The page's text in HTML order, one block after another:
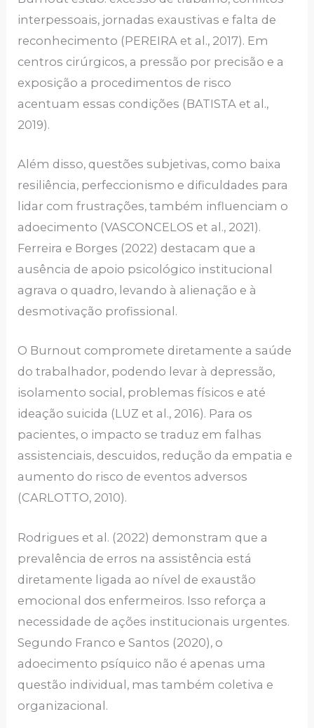
interpessoais, jornadas exaustivas e falta de
reconhecimento (PEREIRA et al., 2017). Em
centros cirúrgicos, a pressão por precisão e a
exposição a procedimentos de risco
acentuam essas condições (BATISTA et al.,
2019).
Além disso, questões subjetivas, como baixa
resiliência, perfeccionismo e dificuldades para
lidar com frustrações, também influenciam o
adoecimento (VASCONCELOS et al., 2021).
Ferreira e Borges (2022) destacam que a
ausência de apoio psicológico institucional
agrava o quadro, levando à alienação e à
desmotivação profissional.
O Burnout compromete diretamente a saúde
do trabalhador, podendo levar à depressão,
isolamento social, problemas físicos e até
ideação suicida (LUZ et al., 2016). Para os
pacientes, o impacto se traduz em falhas
assistenciais, descuidos, redução da empatia e
aumento do risco de eventos adversos
(CARLOTTO, 2010).
Rodrigues et al. (2022) demonstram que a
prevalência de erros na assistência está
diretamente ligada ao nível de exaustão
emocional dos enfermeiros. Isso reforça a
necessidade de ações institucionais urgentes.
Segundo Franco e Santos (2020), o
adoecimento psíquico não é apenas uma
questão individual, mas também coletiva e
organizacional.